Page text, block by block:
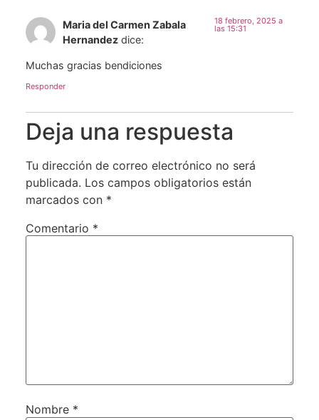
Maria del Carmen Zabala
Hernandez dice:
18 febrero, 2025 a
las 15:31
Muchas gracias bendiciones
Responder
Deja una respuesta
Tu dirección de correo electrónico no será
publicada. Los campos obligatorios están
marcados con *
Comentario *
Nombre *